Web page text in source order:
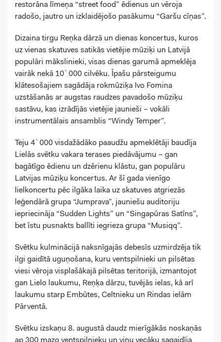
restorāna līmeņa “street food” ēdienus un vēroja
radošo, jautro un izklaidējošo pasākumu “Garšu cīņas”.
Dizaina tirgu Reņka dārzā un dienas koncertus, kuros
uz vienas skatuves satikās vietējie mūziķi un Latvijā
populāri mākslinieki, visas dienas garumā apmeklēja
vairāk nekā 10`000 cilvēku. Īpašu pārsteigumu
klātesošajiem sagādāja rokmūziķa Ivo Fomina
uzstāšanās ar augstas raudzes pavadošo mūziķu
sastāvu, kas izrādījās vietējie jaunieši – vokāli
instrumentālais ansamblis “Windy Temper”.
Teju 4`000 visdažādāko paaudžu apmeklētāji baudīja
Lielās svētku vakara terases piedāvājumu – gan
bagātīgo ēdienu un dzērienu klāstu, gan populāru
Latvijas mūziķu koncertus. Ar šī gada vienīgo
lielkoncertu pēc ilgāka laika uz skatuves atgriezās
leģendārā grupa “Jumprava”, jauniešu auditoriju
iepriecināja “Sudden Lights” un “Singapūras Satīns”,
bet īstu pusnakts ballīti iegrieza grupa “Musiqq”.
Svētku kulminācijā naksnīgajās debesīs uzmirdzēja tik
ilgi gaidītā uguņošana, kuru ventspilnieki un pilsētas
viesi vēroja visplašākajā pilsētas teritorijā, izmantojot
gan Lielo laukumu, Reņķa dārzu, tuvējās ielas, kā arī
laukumu starp Embūtes, Celtnieku un Rindas ielām
Pārventā.
Svētku izskaņu 8. augustā daudz mierīgākās noskaņās